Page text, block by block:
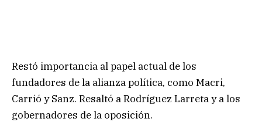
Restó importancia al papel actual de los
fundadores de la alianza política, como Macri,
Carrió y Sanz. Resaltó a Rodríguez Larreta y a los
gobernadores de la oposición.